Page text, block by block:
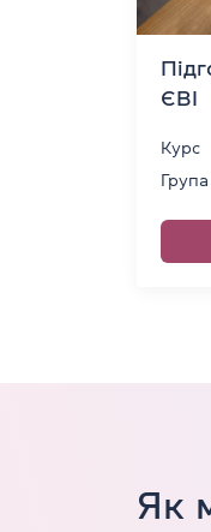
ЄВІ
Курс
Група
Як